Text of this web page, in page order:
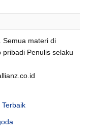
Semua materi di
Penulis selaku